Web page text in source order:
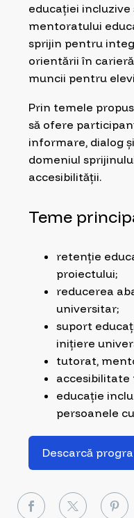
educației incluzive
mentoratului
sprijin pentru
orientării în
muncii pentru
Prin temele
să ofere
informare, dialog
domeniul
accesibilității.
Teme
retenție
proiectului;
reducerea
universitar;
suport
inițiere
tutorat,
accesibilitate
educație
persoanele
Descarcă